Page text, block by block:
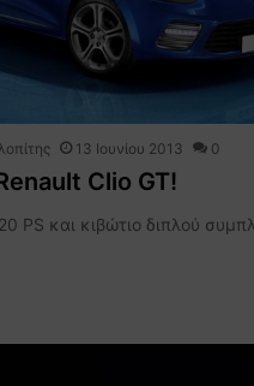
13 Ιουνίου 2013 0
Clio GT!
PS και κιβώτιο διπλού